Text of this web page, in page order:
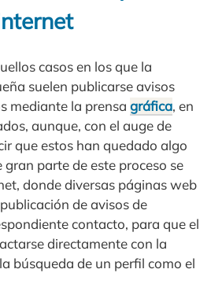
casos en los que la
suelen publicarse avisos
mediante la prensa gráfica, en
aunque, con el auge de
que estos han quedado algo
gran parte de este proceso se
donde diversas páginas web
de avisos de
contacto, para que el
directamente con la
búsqueda de un perfil como el